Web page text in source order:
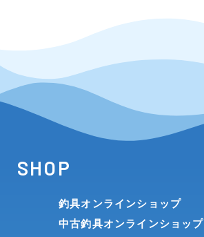
SHOP
釣具オンラインショップ
中古釣具オンラインショップ